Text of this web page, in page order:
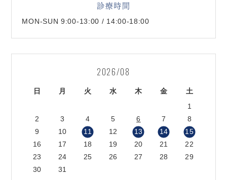
診療時間
MON-SUN 9:00-13:00 / 14:00-18:00
2026/08
日 月 火 水 木 金
土
1
2
3 4 5 6 7
8
9
10 11 12 13 14
15
16
17 18 19 20 21
22
23
24 25 26 27 28
29
30
31